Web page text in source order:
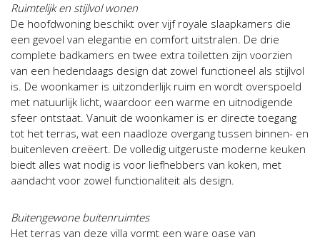
Ruimtelijk en stijlvol wonen
De hoofdwoning beschikt over vijf royale slaapkamers die
een gevoel van elegantie en comfort uitstralen. De drie
complete badkamers en twee extra toiletten zijn voorzien
van een hedendaags design dat zowel functioneel als stijlvol
is. De woonkamer is uitzonderlijk ruim en wordt overspoeld
met natuurlijk licht, waardoor een warme en uitnodigende
sfeer ontstaat. Vanuit de woonkamer is er directe toegang
tot het terras, wat een naadloze overgang tussen binnen- en
buitenleven creëert. De volledig uitgeruste moderne keuken
biedt alles wat nodig is voor liefhebbers van koken, met
aandacht voor zowel functionaliteit als design.
Buitengewone buitenruimtes
Het terras van deze villa vormt een ware oase van